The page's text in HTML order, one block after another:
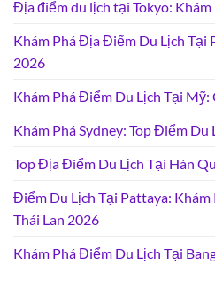
Địa điểm du lịch tại Tokyo:
Khám Phá Địa Điểm Du Lịch Tại
2026
Khám Phá Điểm Du Lịch Tại Mỹ:
Khám Phá Sydney: Top Điểm
Top Địa Điểm Du Lịch Tại Hàn
Điểm Du Lịch Tại Pattaya:
Thái Lan 2026
Khám Phá Điểm Du Lịch Tại